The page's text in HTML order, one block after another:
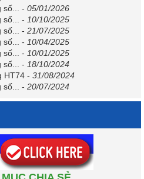
- 05/01/2026
- 10/10/2025
- 21/07/2025
- 10/04/2025
- 10/01/2025
- 18/10/2024
HT74 - 31/08/2024
- 20/07/2024